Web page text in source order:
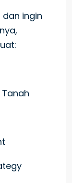
ingin